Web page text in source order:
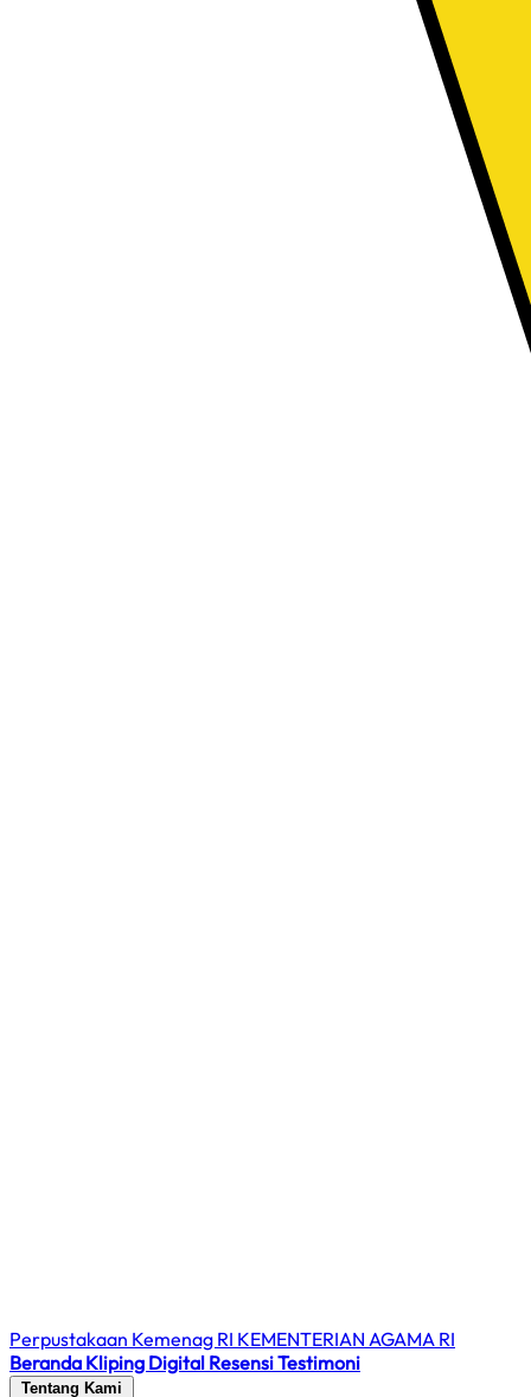
Perpustakaan Kemenag RI KEMENTERIAN AGAMA RI
Beranda Kliping Digital ResensiTestimoni
Tentang Kami